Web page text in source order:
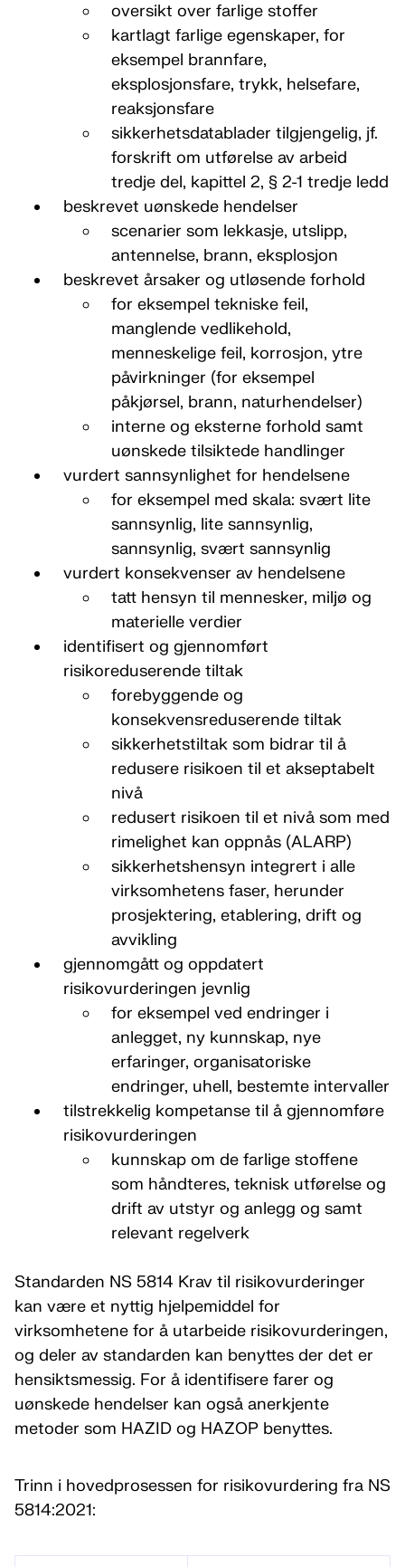
oversikt over farlige stoffer
kartlagt farlige egenskaper, for
eksempel brannfare,
eksplosjonsfare, trykk, helsefare,
reaksjonsfare
sikkerhetsdatablader tilgjengelig, jf.
forskrift om utførelse av arbeid
tredje del, kapittel 2, § 2-1 tredje ledd
beskrevet uønskede hendelser
scenarier som lekkasje, utslipp,
antennelse, brann, eksplosjon
beskrevet årsaker og utløsende forhold
for eksempel tekniske feil,
manglende vedlikehold,
menneskelige feil, korrosjon, ytre
påvirkninger (for eksempel
påkjørsel, brann, naturhendelser)
interne og eksterne forhold samt
uønskede tilsiktede handlinger
vurdert sannsynlighet for hendelsene
for eksempel med skala: svært lite
sannsynlig, lite sannsynlig,
sannsynlig, svært sannsynlig
vurdert konsekvenser av hendelsene
tatt hensyn til mennesker, miljø og
materielle verdier
identifisert og gjennomført
risikoreduserende tiltak
forebyggende og
konsekvensreduserende tiltak
sikkerhetstiltak som bidrar til å
redusere risikoen til et akseptabelt
nivå
redusert risikoen til et nivå som med
rimelighet kan oppnås (ALARP)
sikkerhetshensyn integrert i alle
virksomhetens faser, herunder
prosjektering, etablering, drift og
avvikling
gjennomgått og oppdatert
risikovurderingen jevnlig
for eksempel ved endringer i
anlegget, ny kunnskap, nye
erfaringer, organisatoriske
endringer, uhell, bestemte intervaller
tilstrekkelig kompetanse til å gjennomføre
risikovurderingen
kunnskap om de farlige stoffene
som håndteres, teknisk utførelse og
drift av utstyr og anlegg og samt
relevant regelverk
Standarden NS 5814 Krav til risikovurderinger
kan være et nyttig hjelpemiddel for
virksomhetene for å utarbeide risikovurderingen,
og deler av standarden kan benyttes der det er
hensiktsmessig. For å identifisere farer og
uønskede hendelser kan også anerkjente
metoder som HAZID og HAZOP benyttes.
Trinn i hovedprosessen for risikovurdering fra NS
5814:2021: